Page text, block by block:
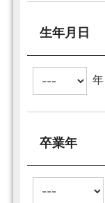
生年月日
年
卒業年